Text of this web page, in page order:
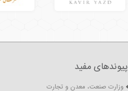
پیوندهای مفید
وزارت صنعت، معدن و تجارت